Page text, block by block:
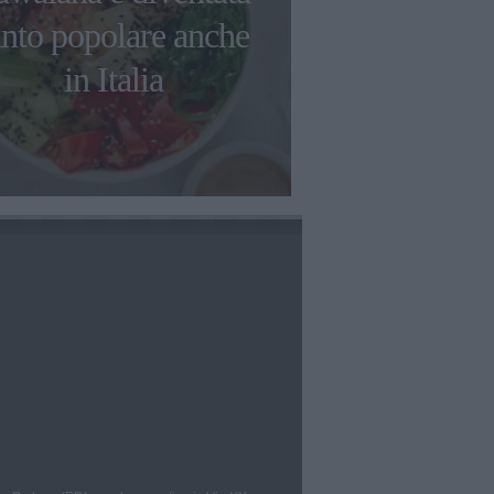
popolare anche
in Italia